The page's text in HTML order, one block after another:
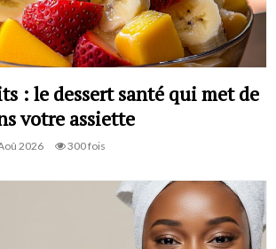
: le dessert santé qui met de
votre assiette
2026 300 fois